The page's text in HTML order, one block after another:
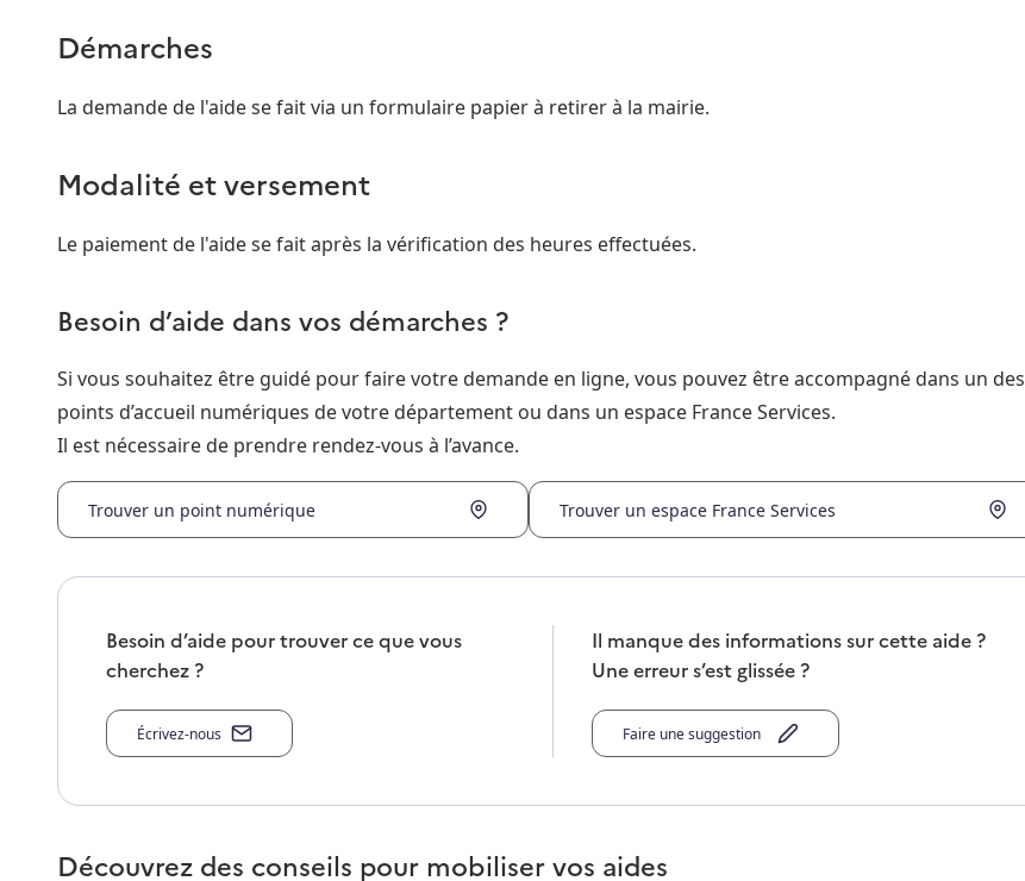
Démarches
La demande de l'aide se fait via un formulaire papier à retirer à la mairie.
Modalité et versement
Le paiement de l'aide se fait après la vérification des heures effectuées.
Besoin d’aide dans vos démarches ?
Si vous souhaitez être guidé pour faire votre demande en ligne, vous pouvez être accompagné dans un des
points d’accueil numériques de votre département ou dans un espace France Services.
Il est nécessaire de prendre rendez-vous à l’avance.
Trouver un point numérique Trouver un espace France Services
Besoin d’aide pour trouver ce que vous
cherchez ?
Écrivez-nous
Il manque des informations sur cette aide ?
Une erreur s’est glissée ?
Faire une suggestion
Découvrez des conseils pour mobiliser vos aides